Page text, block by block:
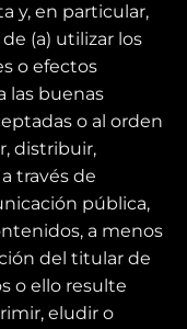
y, en particular,
(a) utilizar los
o efectos
las buenas
o al orden
distribuir,
través de
pública,
a menos
del titular de
o ello resulte
eludir o